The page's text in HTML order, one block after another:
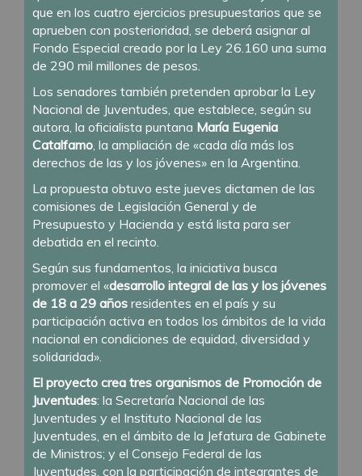
que en los cuatro ejercicios presupuestarios que se
aprueben con posterioridad, se deberá asignar al
Fondo Especial creado por la Ley 26.160 una suma
de 290 mil millones de pesos.
Los senadores también pretenden aprobar la Ley
Nacional de Juventudes, que establece, según su
autora, la oficialista puntana María Eugenia
Catalfamo, la ampliación de «cada día más los
derechos de las y los jóvenes» en la Argentina.
La propuesta obtuvo este jueves dictamen de las
comisiones de Legislación General y de
Presupuesto y Hacienda y está lista para ser
debatida en el recinto.
Según sus fundamentos, la iniciativa busca
promover el «desarrollo integral de las y los jóvenes
de 18 a 29 años residentes en el país y su
participación activa en todos los ámbitos de la vida
nacional en condiciones de equidad, diversidad y
solidaridad».
El proyecto crea tres organismos de Promoción de
Juventudes: la Secretaría Nacional de las
Juventudes y el Instituto Nacional de las
Juventudes, en el ámbito de la Jefatura de Gabinete
de Ministros; y el Consejo Federal de las
Juventudes, con la participación de integrantes de